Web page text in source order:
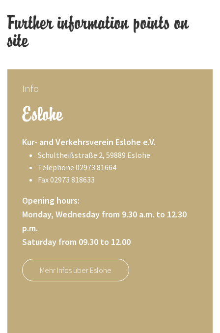
Further information points on
site
Eslohe
Info
Kur- and Verkehrsverein Eslohe e.V.
Schultheißstraße 2, 59889 Eslohe
Telephone 02973 81664
Fax 02973 818633
Opening hours:
Monday, Wednesday from 9.30 a.m. to 12.30
p.m.
Saturday from 09.30 to 12.00
Mehr Infos über Eslohe